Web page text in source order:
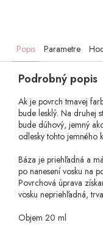
Popis Parametre
Podrobný popis
Ak je povrch tmavej
bude lesklý. Na druhej
bude dúhový, jemný
odlesky tohto jemného
Báza je priehľadná a
po nanesení vosku na
Povrchová úprava
vosku nepriehľadná,
Objem 20 ml